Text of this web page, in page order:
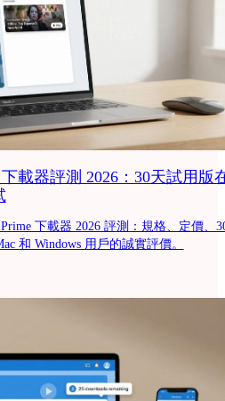
載器評測 2026：30天試用版
下載器 2026 評測：規格、定價、
和 Windows 用戶的誠實評價。